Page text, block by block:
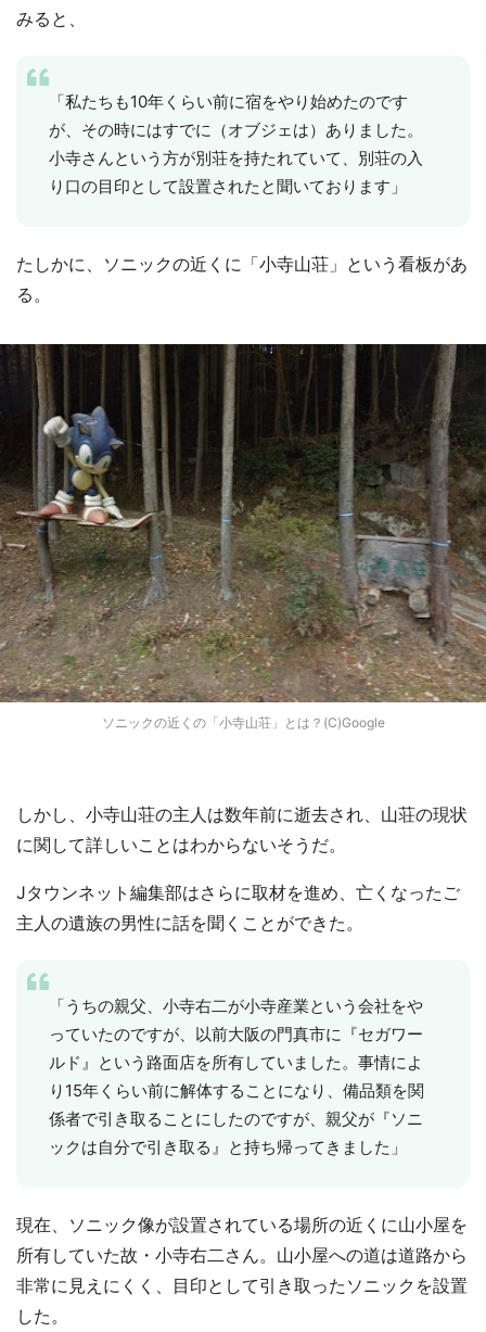
みると、
「私たちも10年くらい前に宿をやり始めたのです
が、その時にはすでに（オブジェは）ありました。
小寺さんという方が別荘を持たれていて、別荘の入
り口の目印として設置されたと聞いております」
たしかに、ソニックの近くに「小寺山荘」という看板があ
る。
ソニックの近くの「小寺山荘」とは？(C)Google
しかし、小寺山荘の主人は数年前に逝去され、山荘の現状
に関して詳しいことはわからないそうだ。
Jタウンネット編集部はさらに取材を進め、亡くなったご
主人の遺族の男性に話を聞くことができた。
「うちの親父、小寺右二が小寺産業という会社をや
っていたのですが、以前大阪の門真市に『セガワー
ルド』という路面店を所有していました。事情によ
り15年くらい前に解体することになり、備品類を関
係者で引き取ることにしたのですが、親父が『ソニ
ックは自分で引き取る』と持ち帰ってきました」
現在、ソニック像が設置されている場所の近くに山小屋を
所有していた故・小寺右二さん。山小屋への道は道路から
非常に見えにくく、目印として引き取ったソニックを設置
した。